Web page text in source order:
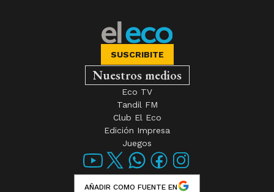
SUSCRIBITE
Nuestros medios
Eco TV
Tandil FM
Club El Eco
Edición Impresa
Juegos
AÑADIR COMO FUENTE EN